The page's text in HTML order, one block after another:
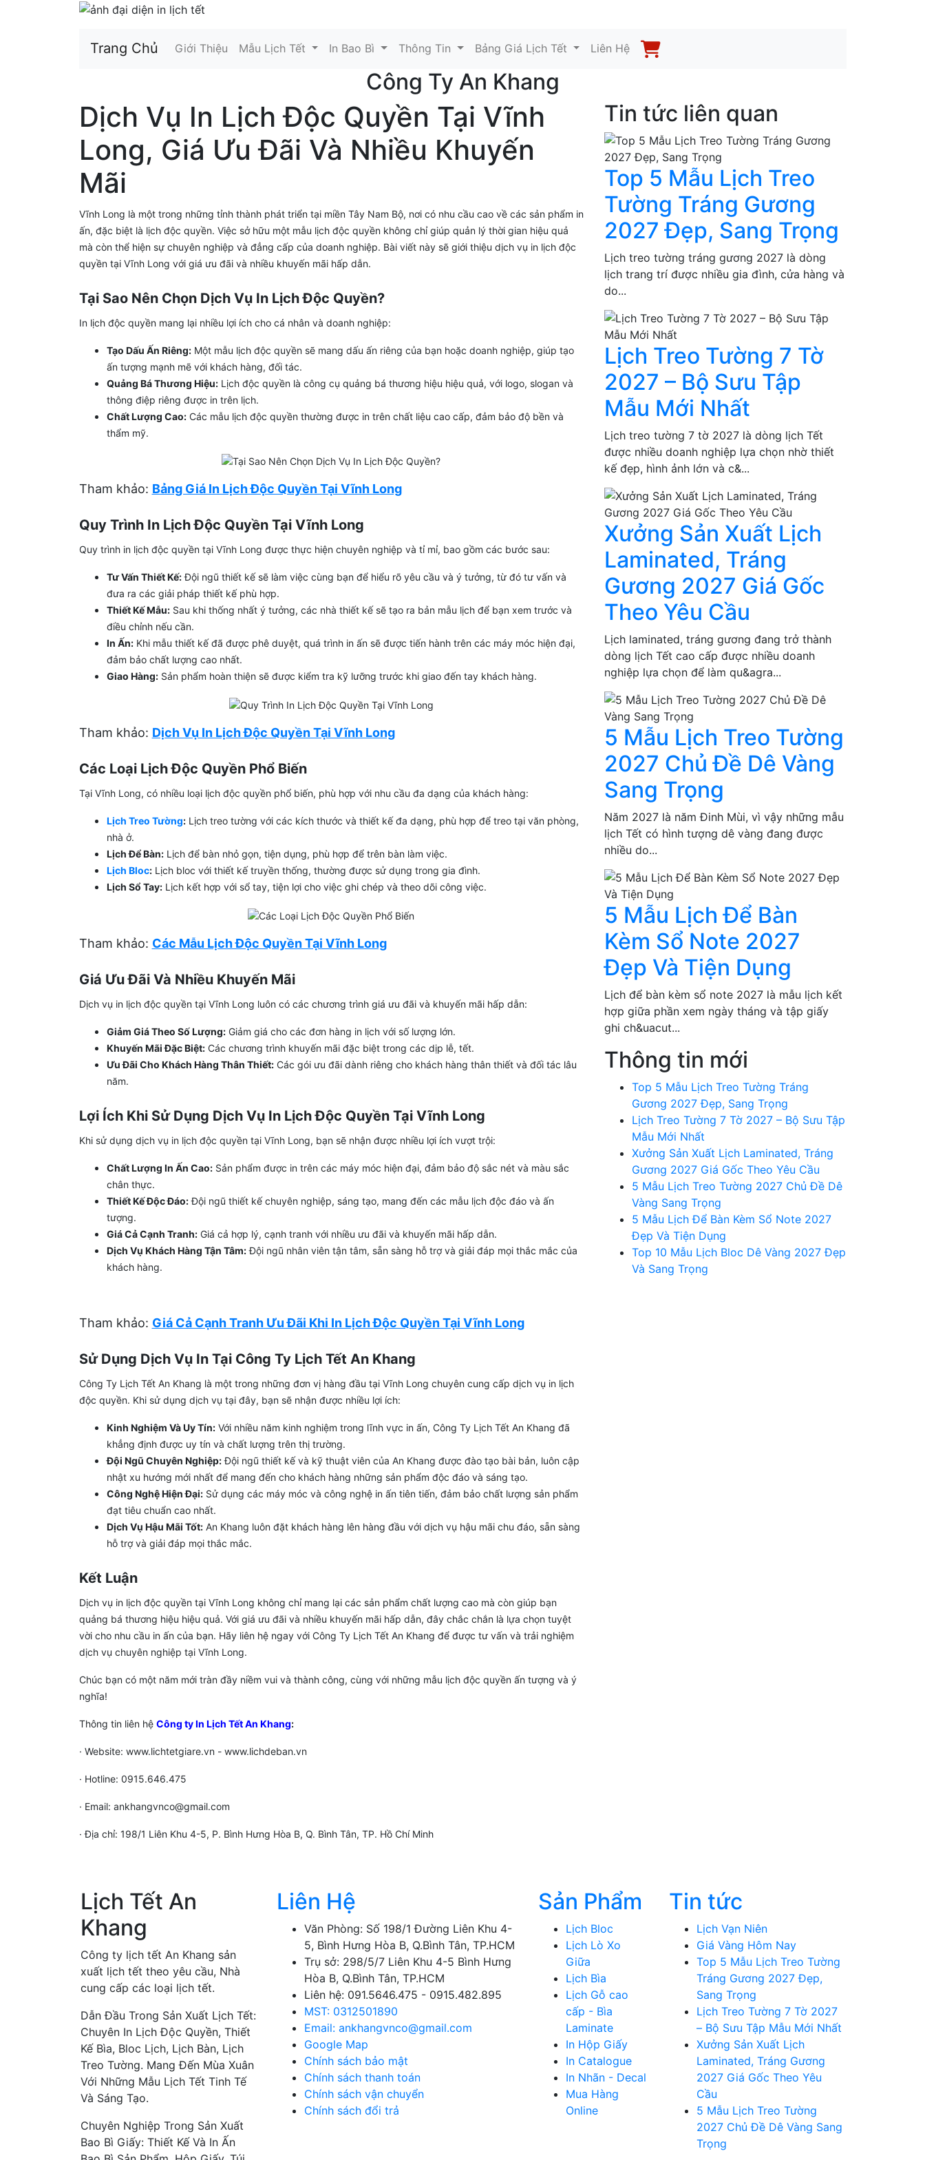
Trang Chủ Giới Thiệu Mẫu Lịch Tết In Bao Bì Thông Tin Bảng Giá Lịch Tết Liên Hệ
Công Ty An Khang
Dịch Vụ In Lịch Độc Quyền Tại Vĩnh
Long, Giá Ưu Đãi Và Nhiều Khuyến
Mãi
Vĩnh Long là một trong những tỉnh thành phát triển tại miền Tây Nam Bộ, nơi có nhu cầu cao về các sản phẩm in
ấn, đặc biệt là lịch độc quyền. Việc sở hữu một mẫu lịch độc quyền không chỉ giúp quản lý thời gian hiệu quả
mà còn thể hiện sự chuyên nghiệp và đẳng cấp của doanh nghiệp. Bài viết này sẽ giới thiệu dịch vụ in lịch độc
quyền tại Vĩnh Long với giá ưu đãi và nhiều khuyến mãi hấp dẫn.
Tại Sao Nên Chọn Dịch Vụ In Lịch Độc Quyền?
In lịch độc quyền mang lại nhiều lợi ích cho cá nhân và doanh nghiệp:
Tạo Dấu Ấn Riêng:Một mẫu lịch độc quyền sẽ mang dấu ấn riêng của bạn hoặc doanh nghiệp, giúp tạo
ấn tượng mạnh mẽ với khách hàng, đối tác.
Quảng Bá Thương Hiệu:Lịch độc quyền là công cụ quảng bá thương hiệu hiệu quả, với logo, slogan và
thông điệp riêng được in trên lịch.
Chất Lượng Cao:Các mẫu lịch độc quyền thường được in trên chất liệu cao cấp, đảm bảo độ bền và
thẩm mỹ.
Tham khảo: Bảng Giá In Lịch Độc Quyền Tại Vĩnh Long
Quy Trình In Lịch Độc Quyền Tại Vĩnh Long
Quy trình in lịch độc quyền tại Vĩnh Long được thực hiện chuyên nghiệp và tỉ mỉ, bao gồm các bước sau:
Tư Vấn Thiết Kế:Đội ngũ thiết kế sẽ làm việc cùng bạn để hiểu rõ yêu cầu và ý tưởng, từ đó tư vấn và
đưa ra các giải pháp thiết kế phù hợp.
Thiết Kế Mẫu:Sau khi thống nhất ý tưởng, các nhà thiết kế sẽ tạo ra bản mẫu lịch để bạn xem trước và
điều chỉnh nếu cần.
In Ấn:Khi mẫu thiết kế đã được phê duyệt, quá trình in ấn sẽ được tiến hành trên các máy móc hiện đại,
đảm bảo chất lượng cao nhất.
Giao Hàng:Sản phẩm hoàn thiện sẽ được kiểm tra kỹ lưỡng trước khi giao đến tay khách hàng.
Tham khảo: Dịch Vụ In Lịch Độc Quyền Tại Vĩnh Long
Các Loại Lịch Độc Quyền Phổ Biến
Tại Vĩnh Long, có nhiều loại lịch độc quyền phổ biến, phù hợp với nhu cầu đa dạng của khách hàng:
Lịch Treo Tường:Lịch treo tường với các kích thước và thiết kế đa dạng, phù hợp để treo tại văn phòng,
nhà ở.
Lịch Để Bàn:Lịch để bàn nhỏ gọn, tiện dụng, phù hợp để trên bàn làm việc.
Lịch Bloc:Lịch bloc với thiết kế truyền thống, thường được sử dụng trong gia đình.
Lịch Sổ Tay:Lịch kết hợp với sổ tay, tiện lợi cho việc ghi chép và theo dõi công việc.
Tham khảo: Các Mẫu Lịch Độc Quyền Tại Vĩnh Long
Giá Ưu Đãi Và Nhiều Khuyến Mãi
Dịch vụ in lịch độc quyền tại Vĩnh Long luôn có các chương trình giá ưu đãi và khuyến mãi hấp dẫn:
Giảm Giá Theo Số Lượng:Giảm giá cho các đơn hàng in lịch với số lượng lớn.
Khuyến Mãi Đặc Biệt:Các chương trình khuyến mãi đặc biệt trong các dịp lễ, tết.
Ưu Đãi Cho Khách Hàng Thân Thiết:Các gói ưu đãi dành riêng cho khách hàng thân thiết và đối tác lâu
năm.
Lợi Ích Khi Sử Dụng Dịch Vụ In Lịch Độc Quyền Tại Vĩnh Long
Khi sử dụng dịch vụ in lịch độc quyền tại Vĩnh Long, bạn sẽ nhận được nhiều lợi ích vượt trội:
Chất Lượng In Ấn Cao:Sản phẩm được in trên các máy móc hiện đại, đảm bảo độ sắc nét và màu sắc
chân thực.
Thiết Kế Độc Đáo:Đội ngũ thiết kế chuyên nghiệp, sáng tạo, mang đến các mẫu lịch độc đáo và ấn
tượng.
Giá Cả Cạnh Tranh:Giá cả hợp lý, cạnh tranh với nhiều ưu đãi và khuyến mãi hấp dẫn.
Dịch Vụ Khách Hàng Tận Tâm:Đội ngũ nhân viên tận tâm, sẵn sàng hỗ trợ và giải đáp mọi thắc mắc của
khách hàng.
Tham khảo: Giá Cả Cạnh Tranh Ưu Đãi Khi In Lịch Độc Quyền Tại Vĩnh Long
Sử Dụng Dịch Vụ In Tại Công Ty Lịch Tết An Khang
Công Ty Lịch Tết An Khang là một trong những đơn vị hàng đầu tại Vĩnh Long chuyên cung cấp dịch vụ in lịch
độc quyền. Khi sử dụng dịch vụ tại đây, bạn sẽ nhận được nhiều lợi ích:
Kinh Nghiệm Và Uy Tín:Với nhiều năm kinh nghiệm trong lĩnh vực in ấn, Công Ty Lịch Tết An Khang đã
khẳng định được uy tín và chất lượng trên thị trường.
Đội Ngũ Chuyên Nghiệp:Đội ngũ thiết kế và kỹ thuật viên của An Khang được đào tạo bài bản, luôn cập
nhật xu hướng mới nhất để mang đến cho khách hàng những sản phẩm độc đáo và sáng tạo.
Công Nghệ Hiện Đại:Sử dụng các máy móc và công nghệ in ấn tiên tiến, đảm bảo chất lượng sản phẩm
đạt tiêu chuẩn cao nhất.
Dịch Vụ Hậu Mãi Tốt:An Khang luôn đặt khách hàng lên hàng đầu với dịch vụ hậu mãi chu đáo, sẵn sàng
hỗ trợ và giải đáp mọi thắc mắc.
Kết Luận
Dịch vụ in lịch độc quyền tại Vĩnh Long không chỉ mang lại các sản phẩm chất lượng cao mà còn giúp bạn
quảng bá thương hiệu hiệu quả. Với giá ưu đãi và nhiều khuyến mãi hấp dẫn, đây chắc chắn là lựa chọn tuyệt
vời cho nhu cầu in ấn của bạn. Hãy liên hệ ngay với Công Ty Lịch Tết An Khang để được tư vấn và trải nghiệm
dịch vụ chuyên nghiệp tại Vĩnh Long.
Chúc bạn có một năm mới tràn đầy niềm vui và thành công, cùng với những mẫu lịch độc quyền ấn tượng và ý
nghĩa!
Thông tin liên hệ Công ty In Lịch Tết An Khang:
· Website: www.lichtetgiare.vn - www.lichdeban.vn
· Hotline: 0915.646.475
· Email: ankhangvnco@gmail.com
· Địa chỉ: 198/1 Liên Khu 4-5, P. Bình Hưng Hòa B, Q. Bình Tân, TP. Hồ Chí Minh
Tin tức liên quan
Top 5 Mẫu Lịch Treo
Tường Tráng Gương
2027 Đẹp, Sang Trọng
Lịch treo tường tráng gương 2027 là dòng
lịch trang trí được nhiều gia đình, cửa hàng và
do...
Lịch Treo Tường 7 Tờ
2027 – Bộ Sưu Tập
Mẫu Mới Nhất
Lịch treo tường 7 tờ 2027 là dòng lịch Tết
được nhiều doanh nghiệp lựa chọn nhờ thiết
kế đẹp, hình ảnh lớn và c&...
Xưởng Sản Xuất Lịch
Laminated, Tráng
Gương 2027 Giá Gốc
Theo Yêu Cầu
Lịch laminated, tráng gương đang trở thành
dòng lịch Tết cao cấp được nhiều doanh
nghiệp lựa chọn để làm qu&agra...
5 Mẫu Lịch Treo Tường
2027 Chủ Đề Dê Vàng
Sang Trọng
Năm 2027 là năm Đinh Mùi, vì vậy những mẫu
lịch Tết có hình tượng dê vàng đang được
nhiều do...
5 Mẫu Lịch Để Bàn
Kèm Sổ Note 2027
Đẹp Và Tiện Dụng
Lịch để bàn kèm sổ note 2027 là mẫu lịch kết
hợp giữa phần xem ngày tháng và tập giấy
ghi ch&uacut...
Thông tin mới
Top 5 Mẫu Lịch Treo Tường Tráng
Gương 2027 Đẹp, Sang Trọng
Lịch Treo Tường 7 Tờ 2027 – Bộ Sưu Tập
Mẫu Mới Nhất
Xưởng Sản Xuất Lịch Laminated, Tráng
Gương 2027 Giá Gốc Theo Yêu Cầu
5 Mẫu Lịch Treo Tường 2027 Chủ Đề Dê
Vàng Sang Trọng
5 Mẫu Lịch Để Bàn Kèm Sổ Note 2027
Đẹp Và Tiện Dụng
Top 10 Mẫu Lịch Bloc Dê Vàng 2027 Đẹp
Và Sang Trọng
Lịch Tết An
Khang
Công ty lịch tết An Khang sản
xuất lịch tết theo yêu cầu, Nhà
cung cấp các loại lịch tết.
Dẫn Đầu Trong Sản Xuất Lịch Tết:
Chuyên In Lịch Độc Quyền, Thiết
Kế Bìa, Bloc Lịch, Lịch Bàn, Lịch
Treo Tường. Mang Đến Mùa Xuân
Với Những Mẫu Lịch Tết Tinh Tế
Và Sáng Tạo.
Chuyên Nghiệp Trong Sản Xuất
Bao Bì Giấy: Thiết Kế Và In Ấn
Liên Hệ
Văn Phòng: Số 198/1 Đường Liên Khu 4-
5, Bình Hưng Hòa B, Q.Bình Tân, TP.HCM
Trụ sở: 298/5/7 Liên Khu 4-5 Bình Hưng
Hòa B, Q.Bình Tân, TP.HCM
Liên hệ: 091.5646.475 - 0915.482.895
MST: 0312501890
Email: ankhangvnco@gmail.com
Google Map
Chính sách bảo mật
Chính sách thanh toán
Chính sách vận chuyển
Chính sách đổi trả
Sản Phẩm
Lịch Bloc
Lịch Lò Xo
Giữa
Lịch Bìa
Lịch Gỗ cao
cấp - Bìa
Laminate
In Hộp Giấy
In Catalogue
In Nhãn - Decal
Mua Hàng
Online
Tin tức
Lịch Vạn Niên
Giá Vàng Hôm Nay
Top 5 Mẫu Lịch Treo Tường
Tráng Gương 2027 Đẹp,
Sang Trọng
Lịch Treo Tường 7 Tờ 2027
– Bộ Sưu Tập Mẫu Mới Nhất
Xưởng Sản Xuất Lịch
Laminated, Tráng Gương
2027 Giá Gốc Theo Yêu
Cầu
5 Mẫu Lịch Treo Tường
2027 Chủ Đề Dê Vàng Sang
Trọng